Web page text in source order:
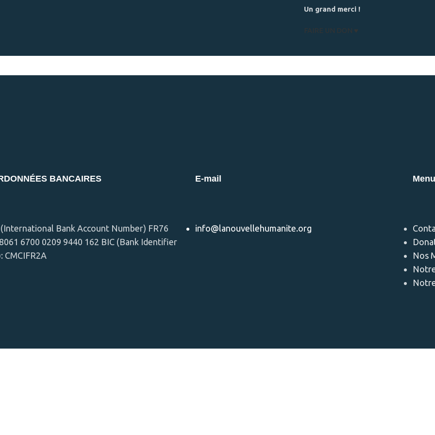
Un grand merci !
FAIRE UN DON
BANCAIRES
Bank Account Number) FR76
6700 0209 9440 162 BIC (Bank Identifier
CMCIFR2A
E-mail
info@lanouvellehumanite.org
Menu
Nos